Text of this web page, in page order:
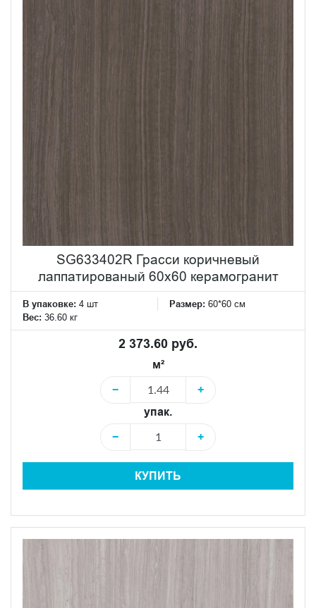
SG633402R Грасси коричневый
лаппатированый 60x60 керамогранит
В упаковке: 4 шт Размер: 60*60 см
Вес: 36.60 кг
2 373.60 руб.
м²
−
+
упак.
−
+
КУПИТЬ